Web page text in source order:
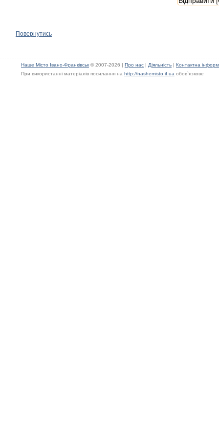
Повернутись
Наше Місто Івано-Франківськ © 2007-2026 | Про нас | Діяльність | Контактна
При використанні матеріалів посилання на http://nashemisto.if.ua обов`язкове